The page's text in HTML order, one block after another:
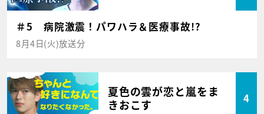
＃5 病院激震！パワハラ＆医療事故!?
8月4日(火)放送分
夏色の雲が恋と嵐をま
きおこす
4